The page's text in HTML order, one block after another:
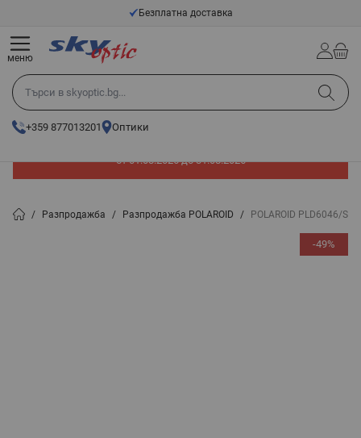
Прескачане към съдържаниетоБезплатна доставка
Търси в skyoptic.bg...
+359 877013201 Оптики
меню
от 01.08.2026 до 31.08.2026
/ Разпродажба / Разпродажба POLAROID / POLAROID PLD6046/S/
-49%